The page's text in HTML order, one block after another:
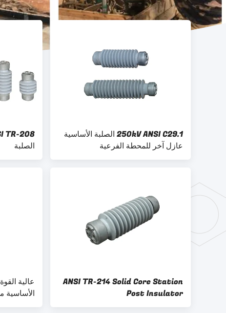
الصلبة
250kV ANSI C29.1 الصلبة الأساسية
عازل آخر للمحطة الفرعية
الأساسية
المزجج
ANSI TR-214 Solid Core Station
Post Insulator